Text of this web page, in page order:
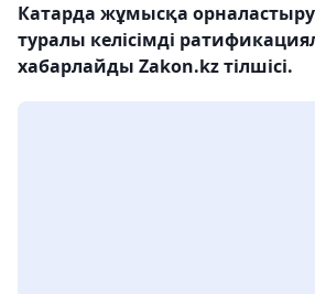
Катарда жұмысқа
туралы келісімді
хабарлайды Zakon.kz тілшісі.